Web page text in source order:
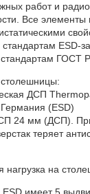
работ и
Все элементы
ESD-
стандартам ГОСТ
ДСП
(ESD)
24 мм (ДСП). При
теряет
нагрузка на